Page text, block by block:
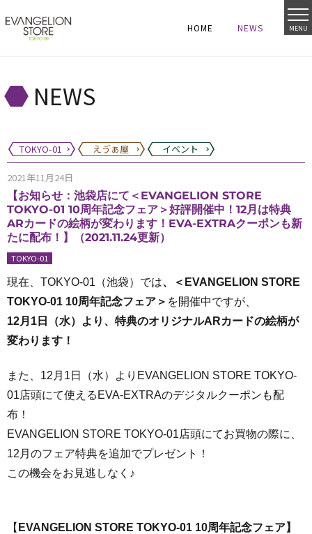
MENU
HOME
HOME NEWS
NEWS
NEWS
TOKYO-01 えゔぁ屋 イベント
2021年11月24日
【お知らせ：池袋店にて＜EVANGELION STORE
TOKYO-01 10周年記念フェア＞好評開催中！12月は特典
ARカードの絵柄が変わります！EVA-EXTRAクーポンも新
たに配布！】（2021.11.24更新）
TOKYO-01
現在、TOKYO-01（池袋）では、＜EVANGELION STORE
TOKYO-01 10周年記念フェア＞ を開催中ですが、
12月1日（水）より、特典のオリジナルARカードの絵柄が
変わります！
また、12月1日（水）よりEVANGELION STORE TOKYO-
01店頭にて使えるEVA-EXTRAのデジタルクーポンも配
布！
EVANGELION STORE TOKYO-01店頭にてお買物の際に、
12月のフェア特典を追加でプレゼント！
この機会をお見逃しなく♪
【 EVANGELION STORE TOKYO-01 10周年記念フェア】